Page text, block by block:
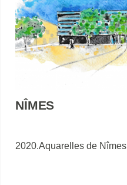
NÎMES
2020.Aquarelles de Nîmes